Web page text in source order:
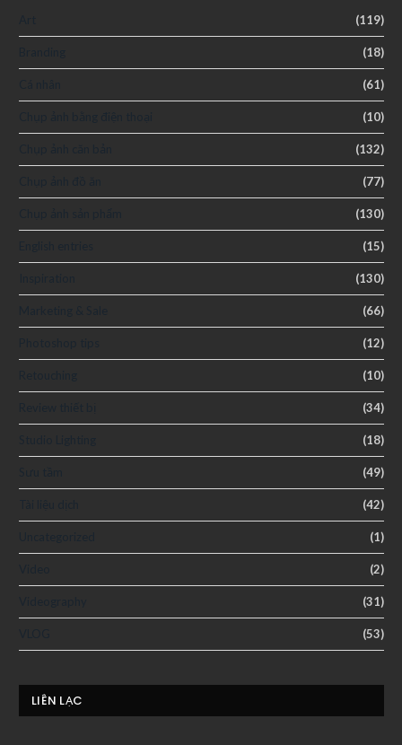
(119)
(18)
(61)
(10)
(132)
(77)
(130)
(15)
(130)
(66)
(12)
(10)
(34)
(18)
(49)
(42)
(1)
(2)
(31)
(53)
LIÊN LẠC